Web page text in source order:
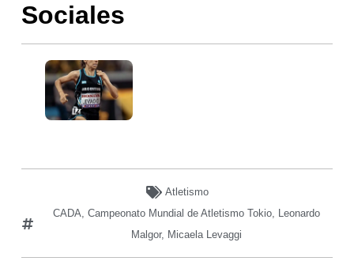
Sociales
Atletismo
CADA, Campeonato Mundial de Atletismo Tokio, Leonardo
Malgor, Micaela Levaggi